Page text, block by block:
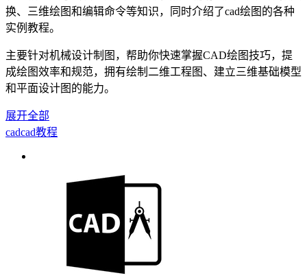
换、三维绘图和编辑命令等知识，同时介绍了cad绘图的各种
实例教程。
主要针对机械设计制图，帮助你快速掌握CAD绘图技巧，提
成绘图效率和规范，拥有绘制二维工程图、建立三维基础模型
和平面设计图的能力。
展开全部
cadcad教程